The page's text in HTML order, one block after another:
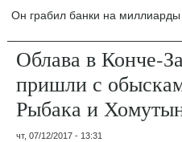
Он грабил банки на
Облава в Конче-
пришли с
Рыбака и
чт, 07/12/2017 - 13:31